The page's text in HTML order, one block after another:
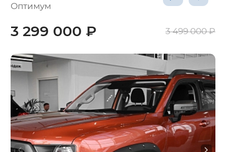
Оптимум
3 299 000 ₽ 3 499 000 ₽